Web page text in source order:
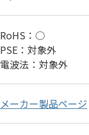
RoHS：○
PSE：対象外
電波法：対象外
メーカー製品ページ